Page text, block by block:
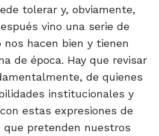
tolerar y, obviamente,
vino una serie de
nos hacen bien y tienen
de época. Hay que revisar
de quienes
institucionales y
estas expresiones de
pretenden nuestros